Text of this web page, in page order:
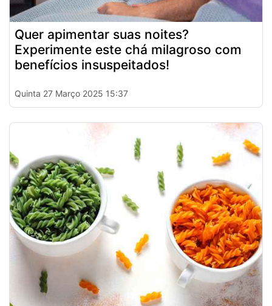
Quer apimentar suas noites?
Experimente este chá milagroso com
benefícios insuspeitados!
Quinta 27 Março 2025 15:37